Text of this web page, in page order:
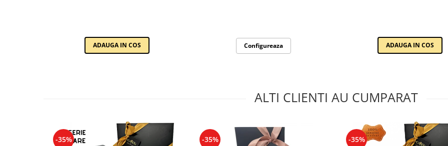
ADAUGA IN COS Configureaza ADAUGA IN COS
ALTI CLIENTI AU CUMPARAT
-35% -35% -35%